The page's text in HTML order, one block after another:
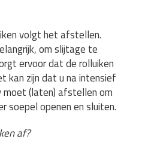
volgt het afstellen.
om slijtage te
ervoor dat de rolluiken
kan zijn dat u na intensief
moet (laten) afstellen om
soepel openen en sluiten.
af?